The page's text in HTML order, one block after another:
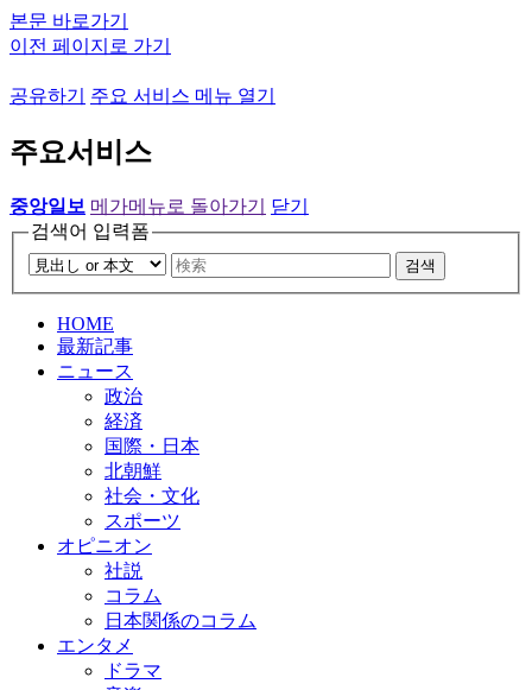
본문 바로가기
이전 페이지로 가기
공유하기 주요 서비스 메뉴 열기
주요서비스
중앙일보 메가메뉴로 돌아가기
닫기
검색어 입력폼
검색
HOME
最新記事
ニュース
政治
経済
国際・日本
北朝鮮
社会・文化
スポーツ
オピニオン
社説
コラム
日本関係のコラム
エンタメ
ドラマ